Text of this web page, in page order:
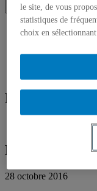
Accueil
Contact et
Abonnement à
Écrit par
Les
28 octobre 2016
le site, de vous
statistiques de
choix en